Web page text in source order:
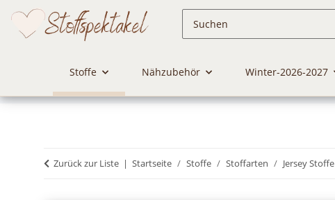
Stoffe Nähzubehör Winter-2026-2027
Zurück zur Liste Startseite Stoffe Stoffarten Jersey Stoffe